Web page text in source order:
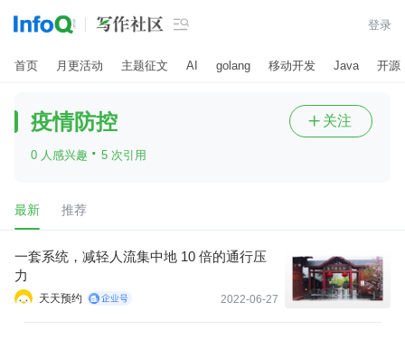
 登录
首页 月更活动 主题征文 AI golang 移动开发 Java 开源
疫情防控
0 人感兴趣 · 5 次引用
 关注
最新 推荐
一套系统，减轻人流集中地 10 倍的通行压
力
天天预约 2022-06-27